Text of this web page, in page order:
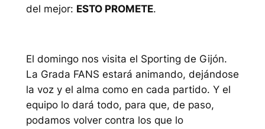
del mejor: ESTO PROMETE.
El domingo nos visita el Sporting de Gijón.
La Grada FANS estará animando, dejándose
la voz y el alma como en cada partido. Y el
equipo lo dará todo, para que, de paso,
podamos volver contra los que lo